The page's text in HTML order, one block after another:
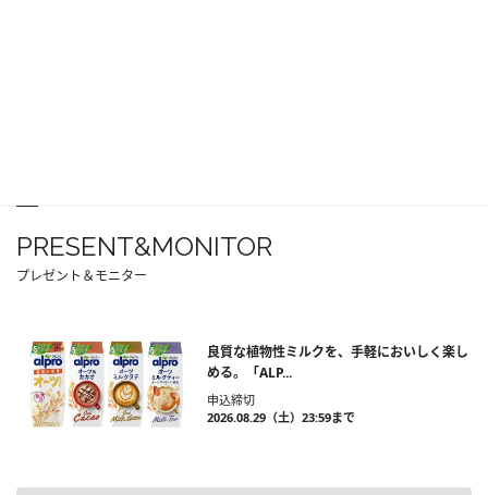
PRESENT&MONITOR
プレゼント＆モニター
良質な植物性ミルクを、手軽においしく楽し
める。「ALP...
申込締切
2026.08.29（土）23:59まで